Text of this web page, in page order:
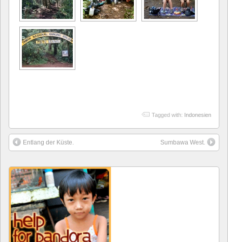
Tagged with: Indonesien
Entlang der Küste. Sumbawa West.